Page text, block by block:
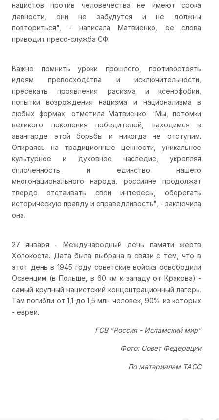
нацистов против человечества не имеют срока
давности, они не забудутся и не должны
повториться", - написала Матвиенко, ее слова
приводит пресс-служба СФ.
Важно помнить уроки прошлого, противостоять
идеям превосходства и исключительности,
пресекать проявления расизма и ксенофобии,
попытки возрождения нацизма и национализма в
любых формах, отметила Матвиенко. "Мы, потомки
великого поколения победителей, находимся в
авангарде этой борьбы и никогда не отступим.
Опираясь на традиционные ценности, уникальное
культурное и духовное наследие, укрепляя
сплоченность и единство нашего
многонационального народа, россияне продолжат
твердо отстаивать свои интересы, оберегать
историческую правду и справедливость", - заключила
она.
27 января - Международный день памяти жертв
Холокоста. Дата была выбрана в связи с тем, что в
этот день в 1945 году советские войска освободили
Освенцим (в Польше, в 60 км к западу от Кракова) -
самый крупный нацистский концентрационный лагерь.
Там погибли от 1,1 до 1,5 млн человек, 90% из которых
- евреи.
ГСВ "Россия - Исламский мир"
Фото: Совет Федерации
По материалам ТАСС